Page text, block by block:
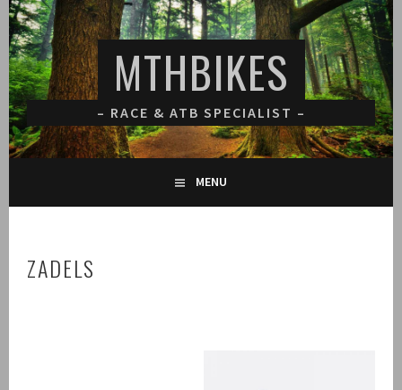
Spring
naar
inhoud
MTHBIKES
– RACE & ATB SPECIALIST –
MENU
ZADELS